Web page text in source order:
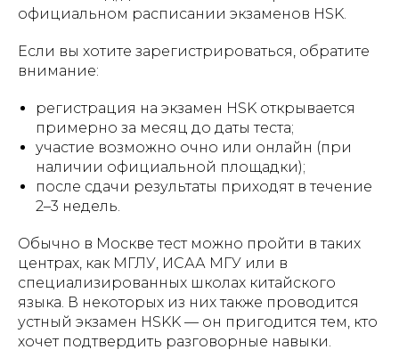
официальном расписании экзаменов HSK.
Если вы хотите зарегистрироваться, обратите
внимание:
регистрация на экзамен HSK открывается
примерно за месяц до даты теста;
участие возможно очно или онлайн (при
наличии официальной площадки);
после сдачи результаты приходят в течение
2–3 недель.
Обычно в Москве тест можно пройти в таких
центрах, как МГЛУ, ИСАА МГУ или в
специализированных школах китайского
языка. В некоторых из них также проводится
устный экзамен HSKK — он пригодится тем, кто
хочет подтвердить разговорные навыки.